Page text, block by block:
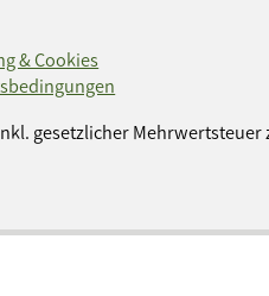
& Cookies
gesetzlicher Mehrwertsteuer